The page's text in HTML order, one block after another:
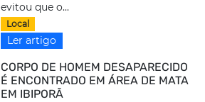
evitou que o...
Local
Ler artigo
CORPO DE HOMEM DESAPARECIDO
É ENCONTRADO EM ÁREA DE MATA
EM IBIPORÃ